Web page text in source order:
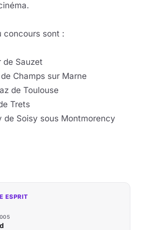
concours sont :
de Sauzet
Champs sur Marne
de Toulouse
Trets
de Soisy sous Montmorency
ESPRIT